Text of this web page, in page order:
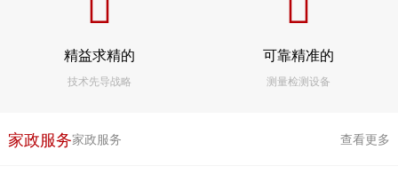
精益求精的
技术先导战略
可靠精准的
测量检测设备
家政服务家政服务 查看更多